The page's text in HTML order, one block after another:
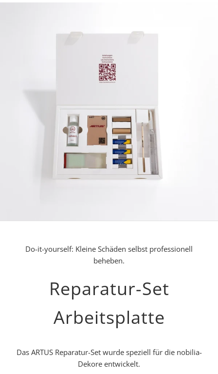
Do-it-yourself: Kleine Schäden selbst professionell
beheben.
Reparatur-Set
Arbeitsplatte
Das ARTUS Reparatur-Set wurde speziell für die nobilia-
Dekore entwickelt.